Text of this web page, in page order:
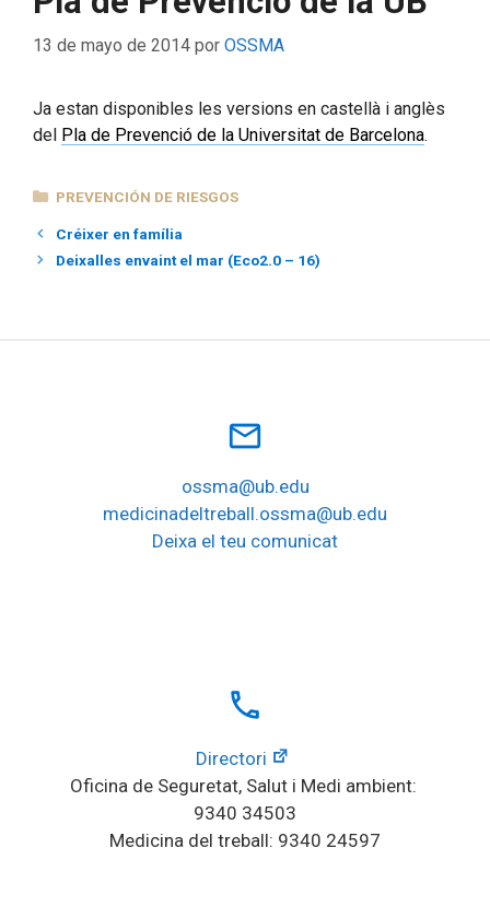
13 de mayo de 2014 por OSSMA
Ja estan disponibles les versions en castellà i anglès
del Pla de Prevenció de la Universitat de Barcelona.
CATEGORÍAS
PREVENCIÓN DE RIESGOS
Créixer en família
Deixalles envaint el mar (Eco2.0 – 16)
mail_outline
ossma@ub.edu
medicinadeltreball.ossma@ub.edu
Deixa el teu comunicat
local_phone
Directori
Oficina de Seguretat, Salut i Medi ambient:
9340 34503
Medicina del treball: 9340 24597